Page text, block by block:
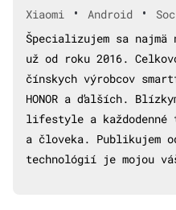
Xiaomi • Android •
Špecializujem sa najmä
už od roku 2016.
čínskych výrobcov
HONOR a ďalších.
lifestyle a každodenné
a človeka. Publikujem
technológií je mojou